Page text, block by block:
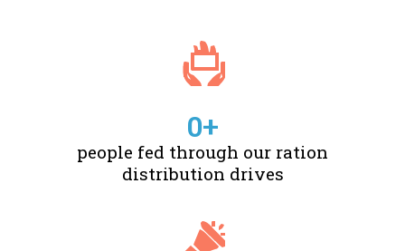
people fed through our ration
distribution drives
0+